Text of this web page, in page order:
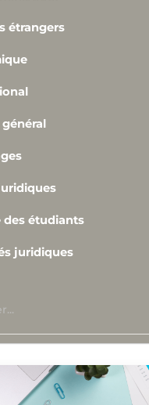
étrangers
des étudiants
juridiques